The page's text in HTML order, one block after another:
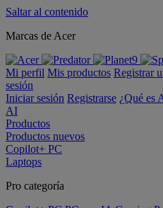
Saltar al contenido
Marcas de Acer
Mi perfil Mis productos Registrar
sesión
Iniciar sesión Registrarse ¿Qué es
AI
Productos
Productos nuevos
Copilot+ PC
Laptops
Pro categoría